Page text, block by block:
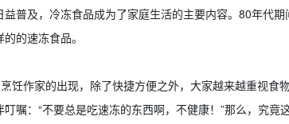
普及，冷冻食品成为了家庭生活的主要内容。80年代
的速冻食品。
作家的出现，除了快捷方便之外，大家越来越重视食
嘱：“不要总是吃速冻的东西啊，不健康！”那么，究竟